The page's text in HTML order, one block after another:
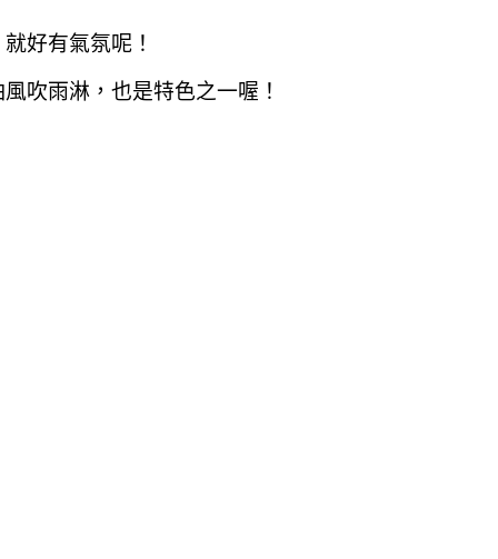
就好有氣氛呢！
風吹雨淋 ，也是特色之一喔！